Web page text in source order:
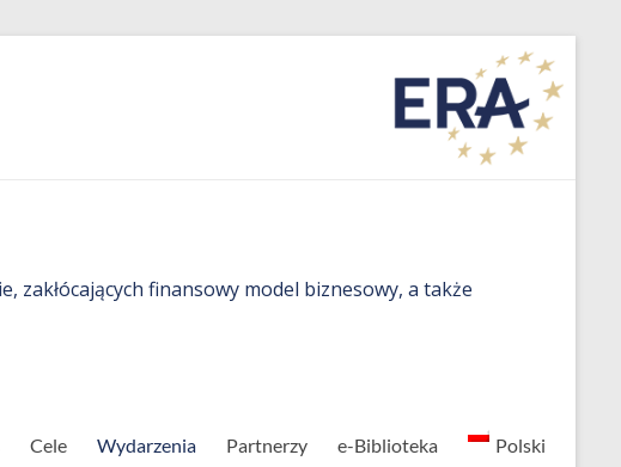
finansowy model biznesowy, a także
Cele Wydarzenia Partnerzy e-Biblioteka Polski